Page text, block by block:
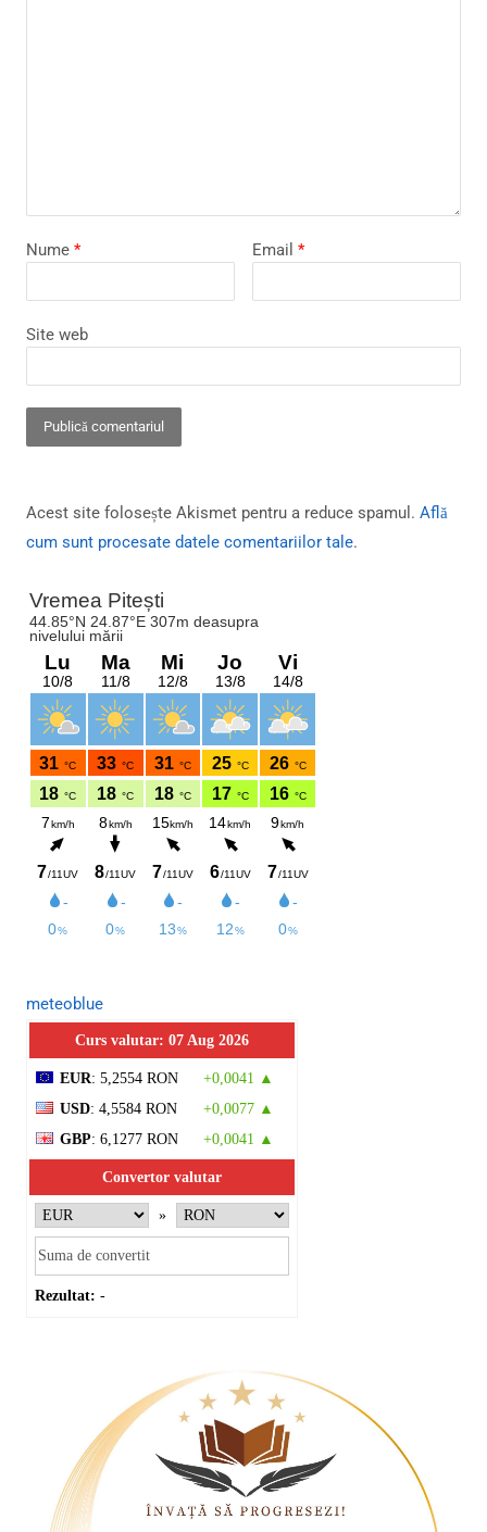
Nume * Email *
Site web
Acest site folosește Akismet pentru a reduce spamul. Află
cum sunt procesate datele comentariilor tale.
meteoblue
Curs valutar: 07 Aug 2026
EUR: 5,2554 RON
+0,0041 ▲
USD: 4,5584 RON
+0,0077 ▲
GBP: 6,1277 RON +0,0041 ▲
Convertor valutar
»
Rezultat: -